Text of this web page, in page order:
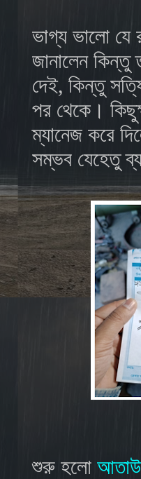
ভাগ্য ভালো যে
জানালেন কিন্তু
দেই, কিন্তু
পর থেকে।
ম্যানেজ করে
সম্ভব যেহেতু
শুরু হলো